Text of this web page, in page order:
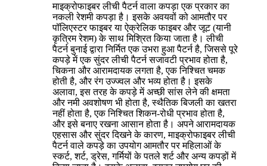
माइक्रोफाइबर लीची पैटर्न वाला कपड़ा एक प्रकार का
नकली रेशमी कपड़ा है। इसके अवयवों को आमतौर पर
पॉलिएस्टर फाइबर या ऐक्रेलिक फाइबर और जूट (यानी
कृत्रिम रेशम) के साथ मिश्रित किया जाता है। लीची
पैटर्न बुनाई द्वारा निर्मित एक उभरा हुआ पैटर्न है, जिससे पूरे
कपड़े में एक सुंदर लीची पैटर्न सजावटी प्रभाव होता है,
चिकना और आरामदायक लगता है, एक निश्चित चमक
होती है, और रंग उज्ज्वल और भव्य होता है। इसके
अलावा, इस तरह के कपड़े में अच्छी सांस लेने की क्षमता
और नमी अवशोषण भी होता है, स्थैतिक बिजली का खतरा
नहीं होता है, एक निश्चित शिकन-रोधी प्रभाव होता है,
और इसे बनाए रखना आसान होता है। अपने आरामदायक
एहसास और सुंदर दिखने के कारण, माइक्रोफाइबर लीची
पैटर्न वाले कपड़े का उपयोग आमतौर पर महिलाओं के
स्कर्ट, शर्ट, ड्रेस, गर्मियों के पतले शर्ट और अन्य कपड़ों में